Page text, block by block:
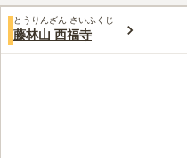
口コミ評価
みんなの評価
霊園のそばにお花屋さ
とうりんざん さいふくじ
藤林山 西福寺